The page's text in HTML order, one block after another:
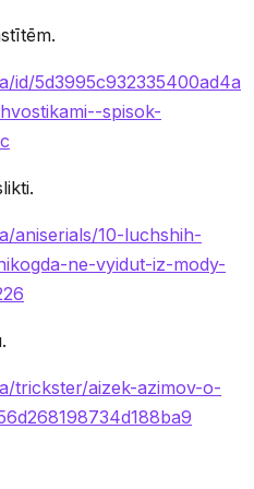
id/5d3995c932335400ad4a
spisok-
aniserials/10-luchshih-
ne-vyidut-iz-mody-
trickster/aizek-azimov-o-